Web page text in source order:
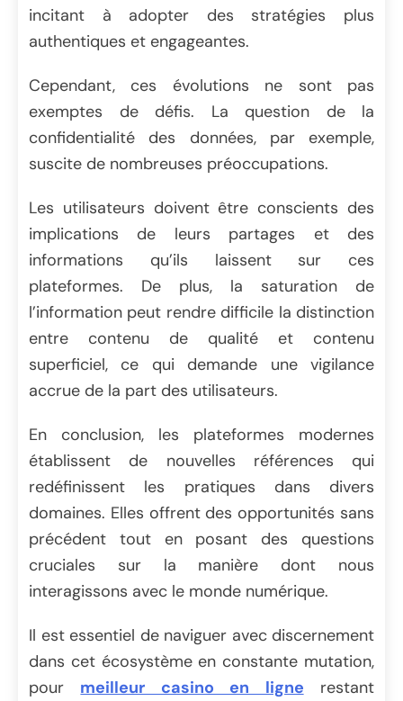
incitant à adopter des stratégies plus
authentiques et engageantes.
Cependant, ces évolutions ne sont pas
exemptes de défis. La question de la
confidentialité des données, par exemple,
suscite de nombreuses préoccupations.
Les utilisateurs doivent être conscients des
implications de leurs partages et des
informations qu’ils laissent sur ces
plateformes. De plus, la saturation de
l’information peut rendre difficile la distinction
entre contenu de qualité et contenu
superficiel, ce qui demande une vigilance
accrue de la part des utilisateurs.
En conclusion, les plateformes modernes
établissent de nouvelles références qui
redéfinissent les pratiques dans divers
domaines. Elles offrent des opportunités sans
précédent tout en posant des questions
cruciales sur la manière dont nous
interagissons avec le monde numérique.
Il est essentiel de naviguer avec discernement
dans cet écosystème en constante mutation,
pour meilleur casino en ligne restant